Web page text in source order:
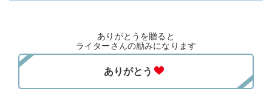
ありがとうを贈ると
ライターさんの励みになります